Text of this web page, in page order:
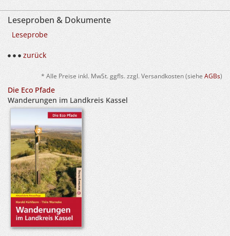
Leseproben & Dokumente
Leseprobe
zurück
* Alle Preise inkl. MwSt. ggfls. zzgl. Versandkosten (siehe AGBs)
Die Eco Pfade
Wanderungen im Landkreis Kassel